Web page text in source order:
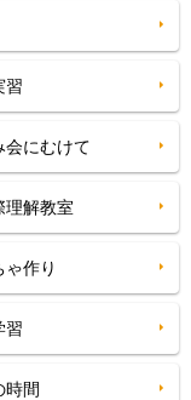
習
会にむけて
理解教室
作り
習
時間